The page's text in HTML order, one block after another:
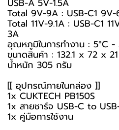
USB-A 5V-1.5A
Total 9V-9A : USB-C1
Total 11V-9.1A : USB-C1
3A
อุณหภูมิในการทำงาน : 5°C -
ขนาดสินค้า : 132.1 x 72 x
น้ำหนัก 305 กรัม
[[ อุปกรณ์ภายในกล่อง ]]
1x CUKTECH PB150S
1x สายชาร์จ USB-C to
1x คู่มือการใช้งาน